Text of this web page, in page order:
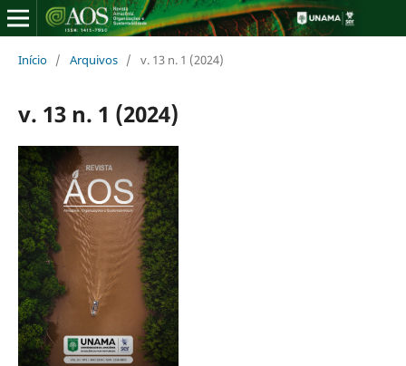
Início / Arquivos / v. 13 n. 1 (2024)
v. 13 n. 1 (2024)